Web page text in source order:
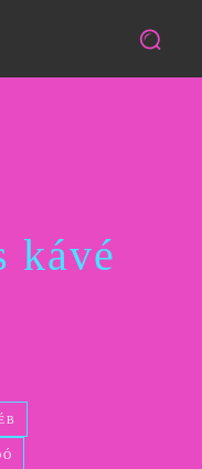
kávé